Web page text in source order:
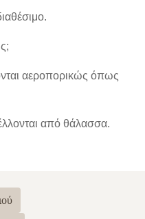
αεροπορικώς όπως
από θάλασσα.